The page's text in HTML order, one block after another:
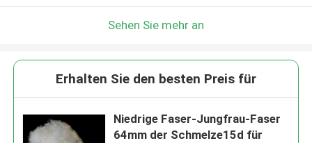
Sehen Sie mehr an
Erhalten Sie den besten Preis für
Niedrige Faser-Jungfrau-Faser
64mm der Schmelze15d für